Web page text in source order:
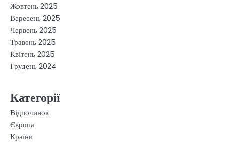
Жовтень 2025
Вересень 2025
Червень 2025
Травень 2025
Квітень 2025
Грудень 2024
Категорії
Відпочинок
Європа
Країни